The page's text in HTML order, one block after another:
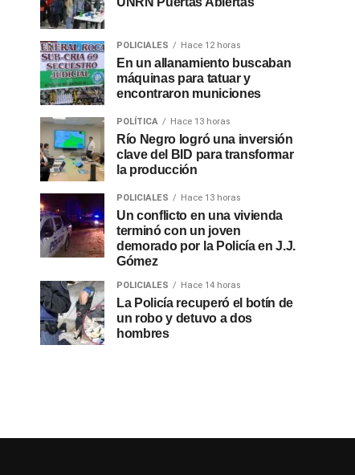
POLICIALES Hace 12 horas
En un allanamiento buscaban
máquinas para tatuar y
encontraron municiones
POLÍTICA Hace 13 horas
Río Negro logró una inversión
clave del BID para transformar
la producción
POLICIALES Hace 13 horas
Un conflicto en una vivienda
terminó con un joven
demorado por la Policía en J.J.
Gómez
POLICIALES Hace 14 horas
La Policía recuperó el botín de
un robo y detuvo a dos
hombres